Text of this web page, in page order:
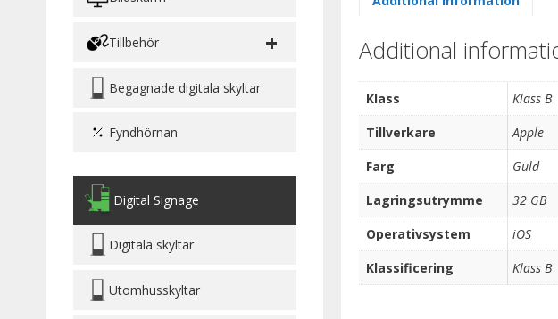
Additional
Klass
Klass B
Tillverkare
Apple
Farg
Guld
Lagringsutrymme
32 GB
Operativsystem
iOS
Klassificering
Klass B
Tillbehör +
Begagnade digitala skyltar
Fyndhörnan
Digital Signage
Digitala skyltar
Utomhusskyltar